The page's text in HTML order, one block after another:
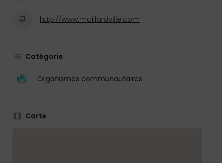
http://www.maillardville.com
Catégorie
Organismes communautaires
Carte